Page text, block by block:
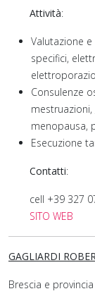
Attività:
Valutazione
specifici,
Consulenze
menopausa,
Esecuzione
Contatti:
cell +39 327
SITO WEB
GAGLIARDI
Brescia e provincia